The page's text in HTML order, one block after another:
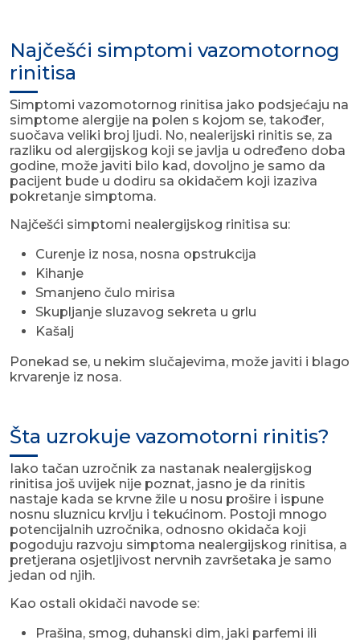
Najčešći simptomi vazomotornog
rinitisa
Simptomi vazomotornog rinitisa jako podsjećaju na
simptome alergije na polen s kojom se, također,
suočava veliki broj ljudi. No, nealerijski rinitis se, za
razliku od alergijskog koji se javlja u određeno doba
godine, može javiti bilo kad, dovoljno je samo da
pacijent bude u dodiru sa okidačem koji izaziva
pokretanje simptoma.
Najčešći simptomi nealergijskog rinitisa su:
Curenje iz nosa, nosna opstrukcija
Kihanje
Smanjeno čulo mirisa
Skupljanje sluzavog sekreta u grlu
Kašalj
Ponekad se, u nekim slučajevima, može javiti i blago
krvarenje iz nosa.
Šta uzrokuje vazomotorni rinitis?
Iako tačan uzročnik za nastanak nealergijskog
rinitisa još uvijek nije poznat, jasno je da rinitis
nastaje kada se krvne žile u nosu prošire i ispune
nosnu sluznicu krvlju i tekućinom. Postoji mnogo
potencijalnih uzročnika, odnosno okidača koji
pogoduju razvoju simptoma nealergijskog rinitisa, a
pretjerana osjetljivost nervnih završetaka je samo
jedan od njih.
Kao ostali okidači navode se:
Prašina, smog, duhanski dim, jaki parfemi ili